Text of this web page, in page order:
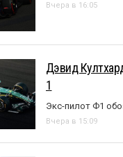
Вчера в 16:05
Дэвид
1
Экс-пилот Ф1
Вчера в 15:09